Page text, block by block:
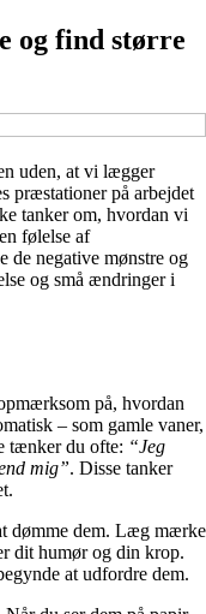
og find større
uden, at vi lægger
præstationer på arbejdet
tanker om, hvordan vi
følelse af
de negative mønstre og
og små ændringer i
på, hvordan
– som gamle vaner,
tænker du ofte: “Jeg
mig”. Disse tanker
dømme dem. Læg mærke
dit humør og din krop.
at udfordre dem.